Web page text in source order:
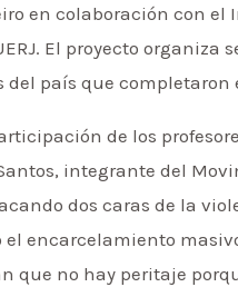
en colaboración con
El proyecto
país que
de los
integrante del
dos caras de la
encarcelamiento
que no hay peritaje